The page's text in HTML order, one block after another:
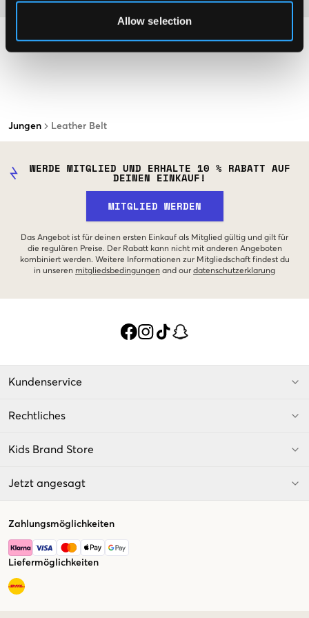
Allow selection
Jungen Leather Belt
WERDE MITGLIED UND ERHALTE 10 % RABATT AUF
DEINEN EINKAUF!
MITGLIED WERDEN
Das Angebot ist für deinen ersten Einkauf als Mitglied gültig und gilt für
die regulären Preise. Der Rabatt kann nicht mit anderen Angeboten
kombiniert werden. Weitere Informationen zur Mitgliedschaft findest du
in unseren mitgliedsbedingungen and our datenschutzerklarung
Kundenservice
Rechtliches
Kids Brand Store
Jetzt angesagt
Zahlungsmöglichkeiten
Liefermöglichkeiten